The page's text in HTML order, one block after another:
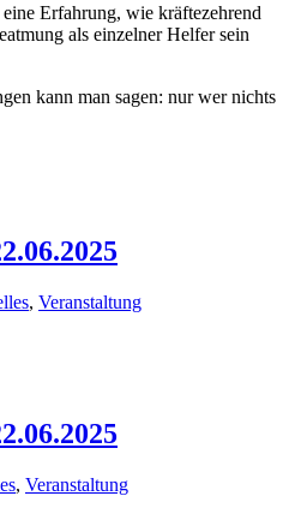
Erfahrung, wie kräftezehrend
als einzelner Helfer sein
kann man sagen: nur wer nichts
, Veranstaltung
, Veranstaltung